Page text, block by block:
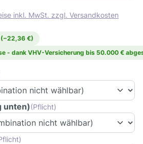
inkl. MwSt. zzgl. Versandkosten
(−22,36 €)
- dank VHV-Versicherung bis 50.000 €
unten)(Pflicht)